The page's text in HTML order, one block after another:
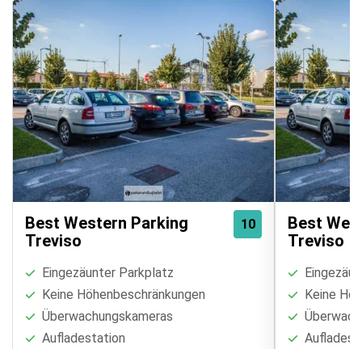
10
Best Western Parking
Treviso
Eingezäunter Parkplatz
Keine Höhenbeschränkungen
Überwachungskameras
Aufladestation
Best
Treviso
Keine